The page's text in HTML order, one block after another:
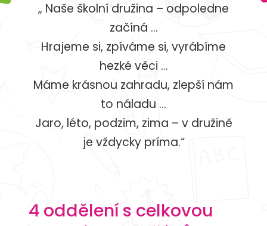
„ Naše školní družina – odpoledne
začíná …
Hrajeme si, zpíváme si, vyrábíme
hezké věci …
Máme krásnou zahradu, zlepší nám
to náladu …
Jaro, léto, podzim, zima – v družině
je vždycky príma.“
4 oddělení s celkovou